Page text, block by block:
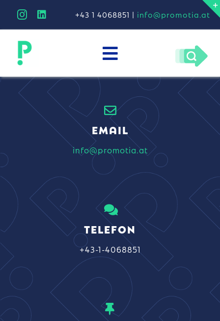
content
+43 1 4068851 | info@promotia.at
Toggle
Navigation
unternehmen
arbeiten
kreativitätstheorie
progreen
EMAIL
info@promotia.at
TELEFON
+43-1-4068851